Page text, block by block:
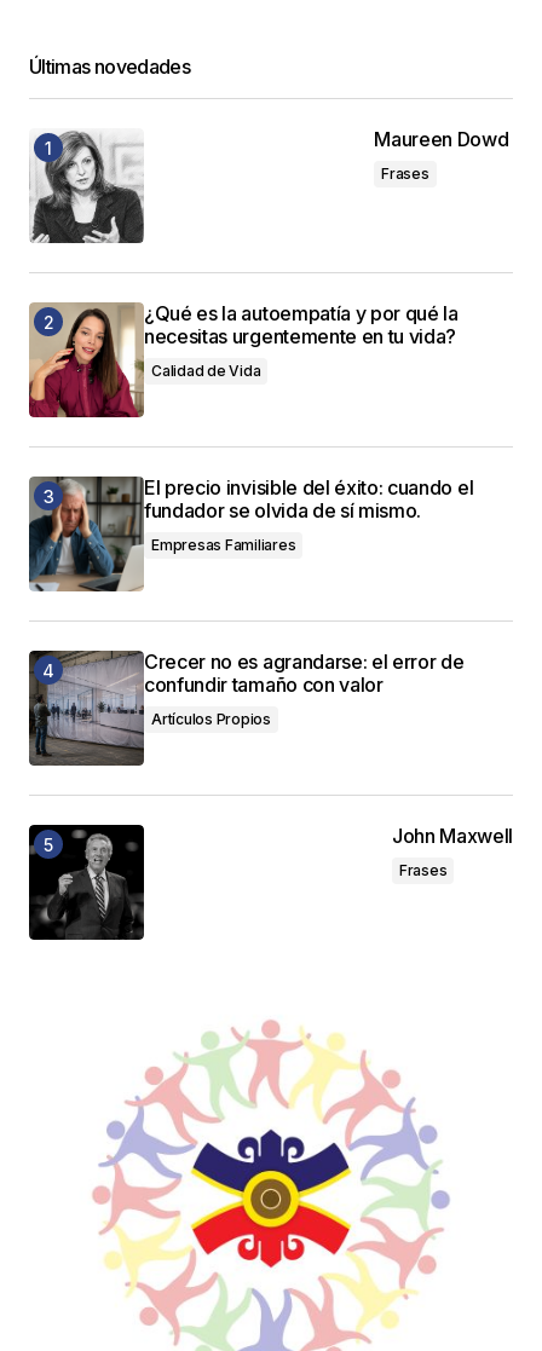
Últimas novedades
Maureen Dowd
Frases
¿Qué es la autoempatía y por qué la
necesitas urgentemente en tu vida?
Calidad de Vida
El precio invisible del éxito: cuando el
fundador se olvida de sí mismo.
Empresas Familiares
Crecer no es agrandarse: el error de
confundir tamaño con valor
Artículos Propios
John Maxwell
Frases